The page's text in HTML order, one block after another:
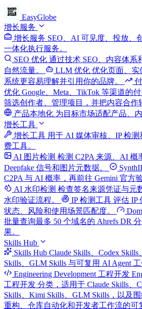
EasyGlobe
增长服务
增长服务 SEO、AI 可见度、投放、
一体化执行服务。
SEO 优化 通过技术 SEO、内容体系
自然流量。
LLM 优化 优化页面、
系统更容易理解并引用你的品牌。
优化 Google、Meta、TikTok 等渠道的付
筛选创作者、管理项目，并把内容合作
产品本地化 为目标市场适配产品、
增长工具
增长工具 用于 AI 媒体审核、IP 检
费工具。
AI 图片检测 检测 C2PA 来源、AI 概
Deepfake 信号和图片元数据。
C2PA 与 AI 概率，再前往 Gemini 官方
AI 水印检测 检查签名来源凭证与元
水印验证流程。
IP 检测工具 评估 IP
状态、风险和使用场景匹配度。
批量查询最多 50 个域名的 Ahrefs DR
果。
Skills Hub
Skills Hub Claude Skills、Codex
Skills、GLM Skills 与可复用 AI Agent 工
Engineering Development 工程开发
工程开发 分类，适用于 Claude Skills、
Skills、Kimi Skills、GLM Skills，以及
重构、仓库自动化和开发者工作流的可